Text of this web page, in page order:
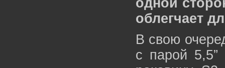
облегчает
В свою
с парой 5,5”